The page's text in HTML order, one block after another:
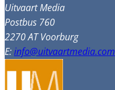
Uitvaart Media
Postbus 760
2270 AT Voorburg
E:info@uitvaartmedia.com